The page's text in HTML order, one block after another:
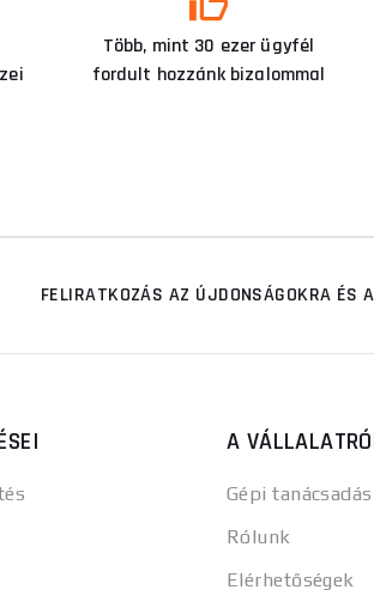
Több, mint 30 ezer ügyfél
fordult hozzánk bizalommal
FELIRATKOZÁS AZ ÚJDONSÁGOKRA ÉS
A
Gépi tanácsadás
Rólunk
Elérhetőségek